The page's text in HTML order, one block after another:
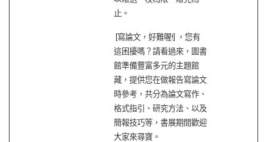
止。
[寫論文，好難喔!] ，您有
這困擾嗎？請看過來，圖書
館準備豐富多元的主題館
藏，提供您在做報告寫論文
時參考，共分為論文寫作、
格式指引、研究方法、以及
簡報技巧等，書展期間歡迎
大家來尋寶。